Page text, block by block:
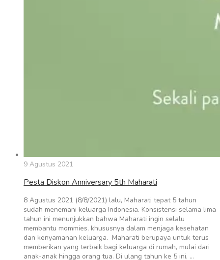
9 Agustus 2021
Pesta Diskon Anniversary 5th Maharati
8 Agustus 2021 (8/8/2021) lalu, Maharati tepat 5 tahun
sudah menemani keluarga Indonesia. Konsistensi selama lima
tahun ini menunjukkan bahwa Maharati ingin selalu
membantu mommies, khususnya dalam menjaga kesehatan
dan kenyamanan keluarga. Maharati berupaya untuk terus
memberikan yang terbaik bagi keluarga di rumah, mulai dari
anak-anak hingga orang tua. Di ulang tahun ke 5 ini, …